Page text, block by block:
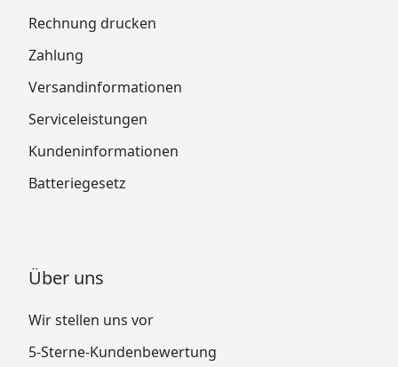
Rechnung drucken
Zahlung
Versandinformationen
Serviceleistungen
Kundeninformationen
Batteriegesetz
Über uns
Wir stellen uns vor
5-Sterne-Kundenbewertung